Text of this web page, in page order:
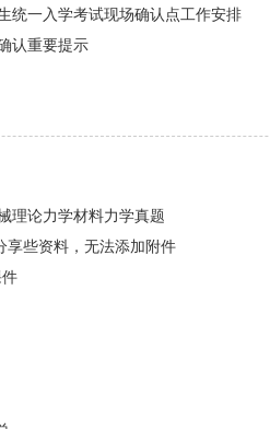
统一入学考试现场确认点工作安排
认重要提示
理论力学材料力学真题
享些资料，无法添加附件